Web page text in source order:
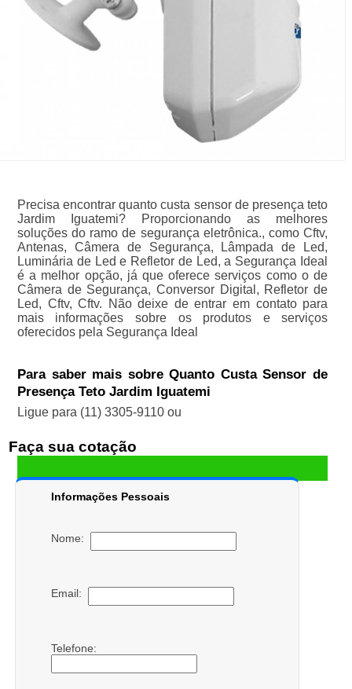
Precisa encontrar quanto custa sensor de presença teto
Jardim Iguatemi? Proporcionando as melhores
soluções do ramo de segurança eletrônica., como Cftv,
Antenas, Câmera de Segurança, Lâmpada de Led,
Luminária de Led e Refletor de Led, a Segurança Ideal
é a melhor opção, já que oferece serviços como o de
Câmera de Segurança, Conversor Digital, Refletor de
Led, Cftv, Cftv. Não deixe de entrar em contato para
mais informações sobre os produtos e serviços
oferecidos pela Segurança Ideal
Para saber mais sobre Quanto Custa Sensor de
Presença Teto Jardim Iguatemi
Ligue para (11) 3305-9110ou
Faça sua cotação
Informações Pessoais
Nome:
Email:
Telefone: